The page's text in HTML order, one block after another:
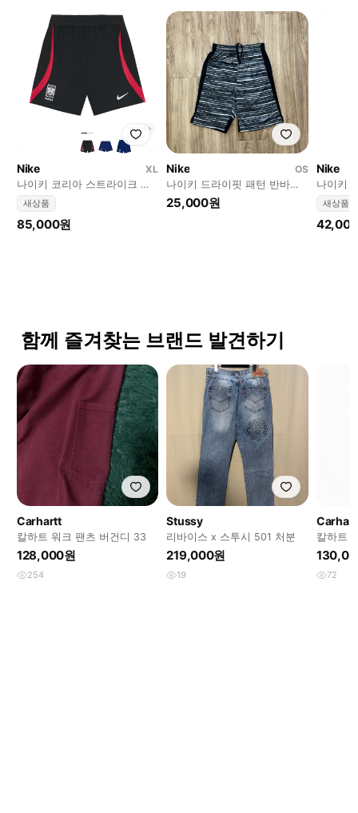
Nike
XL
나이키 코리아 스트라이크 엘
리트 드라이핏 ADV 니트 사커
쇼츠 블랙
새상품
85,000원
Nike
OS
나이키 드라이핏 패턴 반바지
M
25,000원
Nike
나이키
새상품
함께 즐겨찾는 브랜드 발견하기
Carhartt
칼하트 워크 팬츠 버건디 33
128,000원
254
Stussy
리바이스 x 스투시 501 처분
219,000원
19
칼하트
팬츠
72